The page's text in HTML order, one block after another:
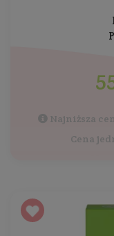
Najniższa
Cena